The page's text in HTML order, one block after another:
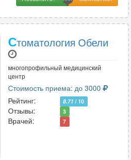
Стоматология Обели
многопрофильный медицинский
центр
Стоимость приема: до 3000
Рейтинг:
8.71 / 10
Отзывы: 3
Врачей: 7